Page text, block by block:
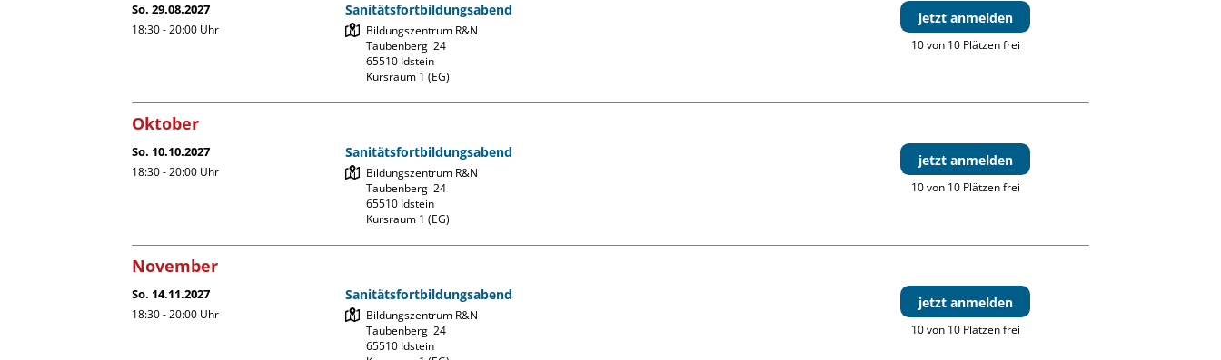
So. 29.08.2027
18:30 - 20:00 Uhr
Sanitätsfortbildungsabend
Bildungszentrum R&N
Taubenberg  24
65510 Idstein
Kursraum 1 (EG)
jetzt anmelden
10 von 10 Plätzen frei
Oktober
So. 10.10.2027
18:30 - 20:00 Uhr
Sanitätsfortbildungsabend
Bildungszentrum R&N
Taubenberg  24
65510 Idstein
Kursraum 1 (EG)
jetzt anmelden
10 von 10 Plätzen frei
November
So. 14.11.2027
18:30 - 20:00 Uhr
Sanitätsfortbildungsabend
Bildungszentrum R&N
Taubenberg  24
65510 Idstein
jetzt anmelden
10 von 10 Plätzen frei